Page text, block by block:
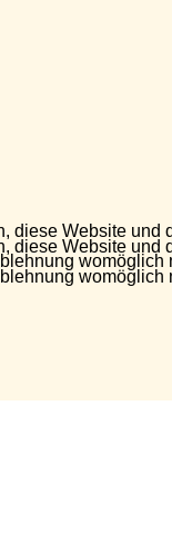
diese Website und
diese Website und